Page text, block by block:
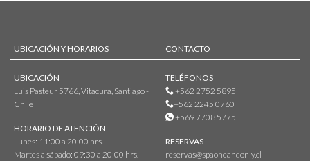
UBICACIÓN Y HORARIOS
UBICACIÓN
Luis Pasteur 5766, Vitacura, Santiago -
Chile
HORARIO DE ATENCIÓN
Lunes: 11:00 a 20:00 hrs.
Martes a sábado: 09:30 a 20:00 hrs.
CONTACTO
TELÉFONOS
+562 2752 5895
+562 2245 0760
+569 7708 5775
RESERVAS
reservas@spaoneandonly.cl